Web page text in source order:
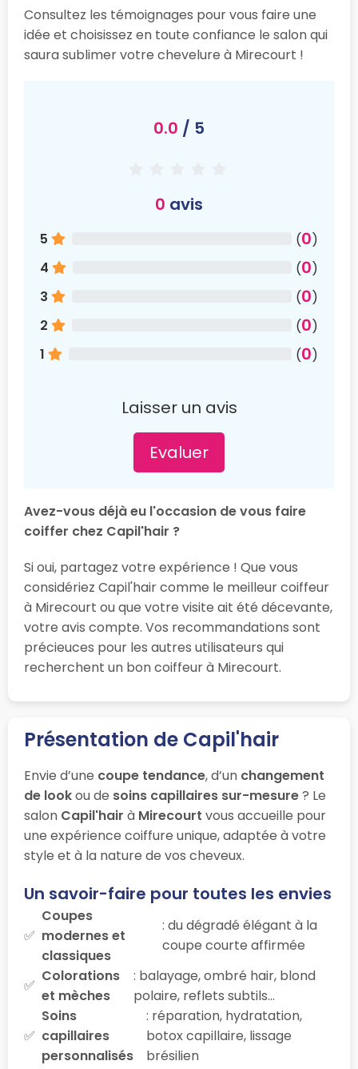
Consultez les témoignages pour vous faire une
idée et choisissez en toute confiance le salon qui
saura sublimer votre chevelure à Mirecourt !
0.0 / 5
0 avis
5 (0)
4
(0)
3
(0)
2
(0)
1
(0)
Laisser un avis
Evaluer
Avez-vous déjà eu l'occasion de vous faire
coiffer chez Capil'hair ?
Si oui, partagez votre expérience ! Que vous
considériez Capil'hair comme le meilleur coiffeur
à Mirecourt ou que votre visite ait été décevante,
votre avis compte. Vos recommandations sont
précieuces pour les autres utilisateurs qui
recherchent un bon coiffeur à Mirecourt.
Présentation de Capil'hair
Envie d’une coupe tendance, d’un changement
de lookou de soins capillaires sur-mesure? Le
salon Capil'hair à Mirecourt vous accueille pour
une expérience coiffure unique, adaptée à votre
style et à la nature de vos cheveux.
Un savoir-faire pour toutes les envies
Coupes
modernes et
classiques
: du dégradé élégant à la
coupe courte affirmée
Colorations
et mèches
: balayage, ombré hair, blond
polaire, reflets subtils…
Soins
capillaires
personnalisés
: réparation, hydratation,
botox capillaire, lissage
brésilien